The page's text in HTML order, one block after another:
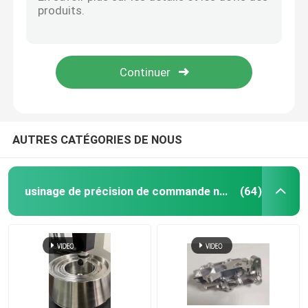
Services de usinage de commande numérique par
usinage titanique de commande numérique par
Usinage de commande numérique par ordinateur de
service de tôlerie
Service de fraisage de commande numérique par
AUTRES CATÉGORIES DE NOUS
usinage de précision de commande numérique par ordinateur (64)